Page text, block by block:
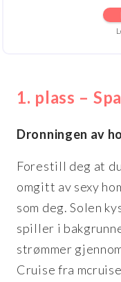
1. plass –
Dronningen av
Forestill deg at
omgitt av sexy
som deg. Solen
spiller i
strømmer
Cruise fra